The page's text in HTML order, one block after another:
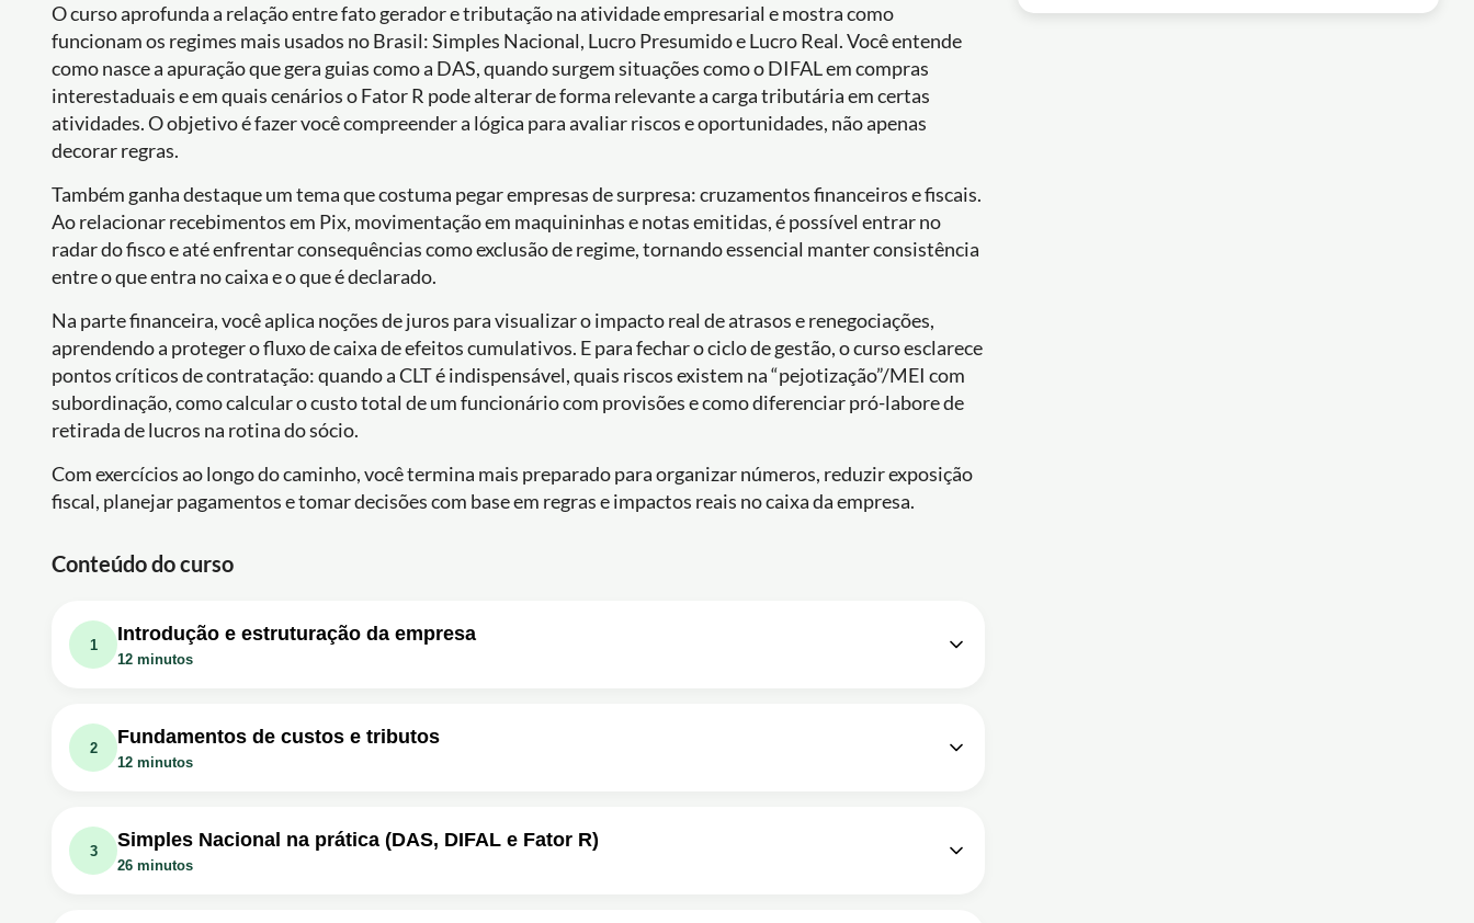
O curso aprofunda a relação entre fato gerador e tributação na atividade empresarial e mostra como
funcionam os regimes mais usados no Brasil: Simples Nacional, Lucro Presumido e Lucro Real. Você entende
como nasce a apuração que gera guias como a DAS, quando surgem situações como o DIFAL em compras
interestaduais e em quais cenários o Fator R pode alterar de forma relevante a carga tributária em certas
atividades. O objetivo é fazer você compreender a lógica para avaliar riscos e oportunidades, não apenas
decorar regras.
Também ganha destaque um tema que costuma pegar empresas de surpresa: cruzamentos financeiros e fiscais.
Ao relacionar recebimentos em Pix, movimentação em maquininhas e notas emitidas, é possível entrar no
radar do fisco e até enfrentar consequências como exclusão de regime, tornando essencial manter consistência
entre o que entra no caixa e o que é declarado.
Na parte financeira, você aplica noções de juros para visualizar o impacto real de atrasos e renegociações,
aprendendo a proteger o fluxo de caixa de efeitos cumulativos. E para fechar o ciclo de gestão, o curso esclarece
pontos críticos de contratação: quando a CLT é indispensável, quais riscos existem na “pejotização”/MEI com
subordinação, como calcular o custo total de um funcionário com provisões e como diferenciar pró-labore de
retirada de lucros na rotina do sócio.
Com exercícios ao longo do caminho, você termina mais preparado para organizar números, reduzir exposição
fiscal, planejar pagamentos e tomar decisões com base em regras e impactos reais no caixa da empresa.
Conteúdo do curso
1
Introdução e estruturação da empresa
12 minutos
Exercício: Qual é o principal motivo para o empresário buscar domínio sobre tributação (ex.: Simples Nacional) e finanças (ex.: fluxo de
caixa) na gestão do negócio?
emissão de nota fiscal de produto?
2
Fundamentos de custos e tributos
12 minutos
Exercício: Ao calcular o ponto de equilíbrio no Simples Nacional, qual conjunto de itens deve ser considerado como custos variáveis
que aumentam conforme o faturamento/vendas?
3
Simples Nacional na prática (DAS, DIFAL e Fator R)
26 minutos